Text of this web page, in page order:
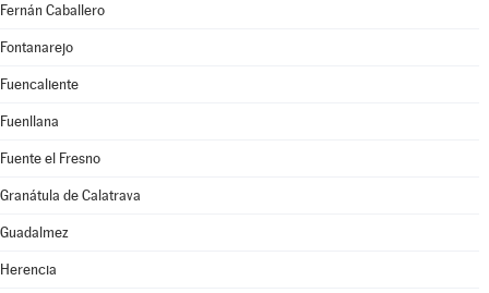
Fernán Caballero
Fontanarejo
Fuencaliente
Fuenllana
Fuente el Fresno
Granátula de Calatrava
Guadalmez
Herencia